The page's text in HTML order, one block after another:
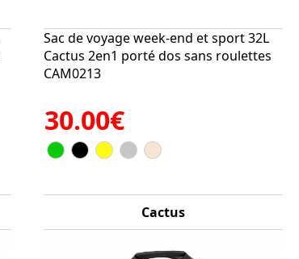
Sac de voyage week-end et sport 32L
Cactus 2en1 porté dos sans roulettes
CAM0213
30.00€
Cactus